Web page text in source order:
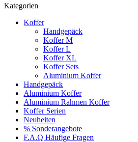
Kategorien
Koffer
Handgepäck
Koffer M
Koffer L
Koffer XL
Koffer Sets
Aluminium Koffer
Handgepäck
Aluminium Koffer
Aluminium Rahmen Koffer
Koffer Serien
Neuheiten
% Sonderangebote
F.A.Q Häufige Fragen